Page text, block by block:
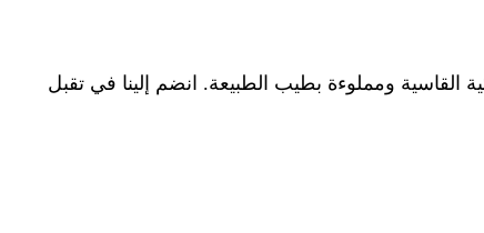
القاسية ومملوءة بطيب الطبيعة. انضم إلينا في تقبل